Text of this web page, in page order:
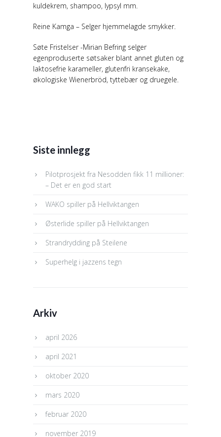
kuldekrem, shampoo, lypsyl mm.
Reine Kamga – Selger hjemmelagde smykker.
Søte Fristelser -Mirian Befring selger
egenproduserte søtsaker blant annet gluten og
laktosefrie karameller, glutenfri kransekake,
økologiske Wienerbröd, tyttebær og druegele.
Siste innlegg
Pilotprosjekt fra Nesodden fikk 11 millioner:
– Det er en god start
WAKO spiller på Hellviktangen
Østerlide spiller på Hellviktangen
Strandrydding på Steilene
Superhelg i jazzens tegn
Arkiv
april 2026
april 2021
oktober 2020
mars 2020
februar 2020
november 2019